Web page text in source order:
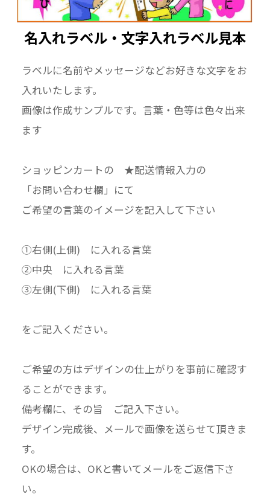
名入れラベル・文字入れラベル見本
ラベルに名前やメッセージなどお好きな文字をお
入れいたします。
画像は作成サンプルです。言葉・色等は色々出来
ます
ショッピンカートの ★配送情報入力の
「お問い合わせ欄」にて
ご希望の言葉のイメージを記入して下さい
①右側(上側) に入れる言葉
②中央 に入れる言葉
③左側(下側) に入れる言葉
をご記入ください。
ご希望の方はデザインの仕上がりを事前に確認す
ることができます。
備考欄に、その旨 ご記入下さい。
デザイン完成後、メールで画像を送らせて頂きま
す。
OKの場合は、OKと書いてメールをご返信下さ
い。